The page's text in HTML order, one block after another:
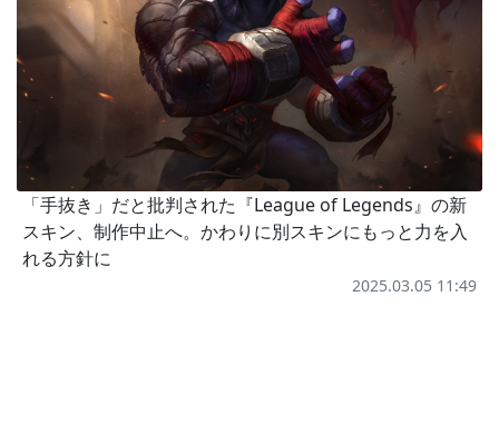
「手抜き」だと批判された『League of Legends』の新
スキン、制作中止へ。かわりに別スキンにもっと力を入
れる方針に
2025.03.05 11:49